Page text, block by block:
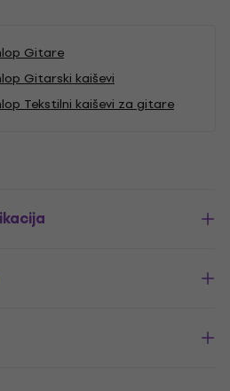
Gitare
Gitarski kaiševi
Tekstilni kaiševi za gitare